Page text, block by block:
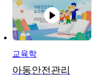
교육학
아동안전관리